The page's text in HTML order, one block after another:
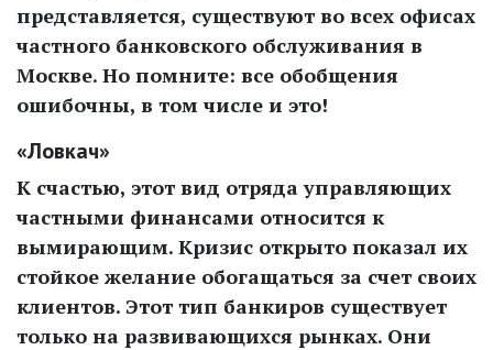
представляется, существуют во всех офисах
частного банковского обслуживания в
Москве. Но помните: все обобщения
ошибочны, в том числе и это!
«Ловкач»
К счастью, этот вид отряда управляющих
частными финансами относится к
вымирающим. Кризис открыто показал их
стойкое желание обогащаться за счет своих
клиентов. Этот тип банкиров существует
только на развивающихся рынках. Они